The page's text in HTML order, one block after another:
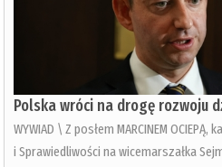
Polska wróci na drogę rozwoju
WYWIAD \ Z posłem MARCINEM OCIEPĄ,
i Sprawiedliwości na wicemarszałka